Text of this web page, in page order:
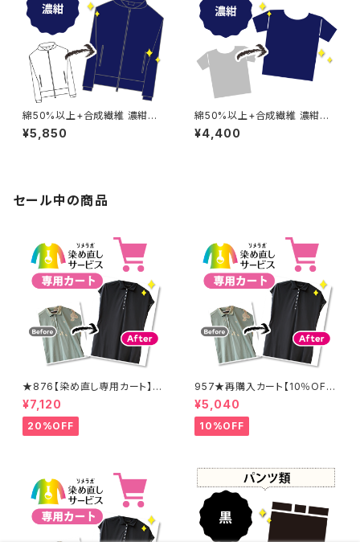
綿50%以上+合成繊維 濃紺染
め ブルゾン 【元色：カーキ系】 -
染め直し[ネイビー - Navy]50
¥5,850
綿50%以上+合成繊維 濃紺染
め シャツ 【元色：白】 -染め直し
[ネイビー - Navy]503-0203
¥4,400
セール中の商品
★876【染め直し専用カート】8
900円
¥7,120
20%OFF
957★再購入カート【10％OF
F】
¥5,040
10%OFF